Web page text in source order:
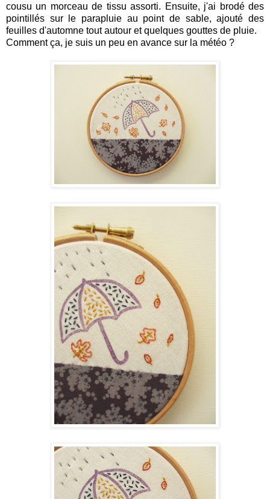
cousu un morceau de tissuassorti. Ensuite, j'ai brodé des
pointillés sur le parapluie au point de sable, ajouté des
feuilles d'automne tout autour et quelques gouttes de pluie.
Comment ça, je suis un peu en avance sur la météo ?